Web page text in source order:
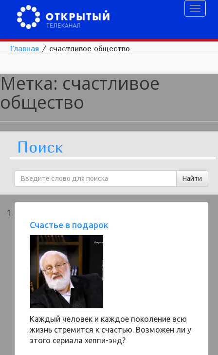
Главная / счастливое общество
Метка: счастливое
общество
Поиск
Счастье в подарок
Каждый человек и каждое поколение всю
жизнь стремится к счастью. Возможен ли у
этого сериала хеппи-энд?